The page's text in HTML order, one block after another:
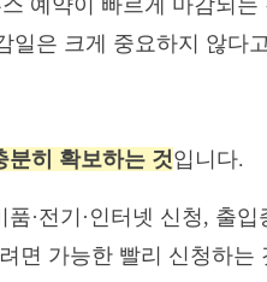
일은 크게 중요하지 않다
분히 확보하는 것입니다.
·전기·인터넷 신청, 출
면 가능한 빨리 신청하는